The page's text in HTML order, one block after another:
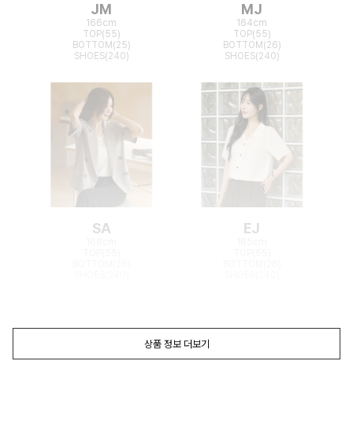
JM
166cm
TOP(55)
BOTTOM(25)
SHOES(240)
MJ
164cm
TOP(55)
BOTTOM(26)
SHOES(240)
SA EJ
상품 정보 더보기